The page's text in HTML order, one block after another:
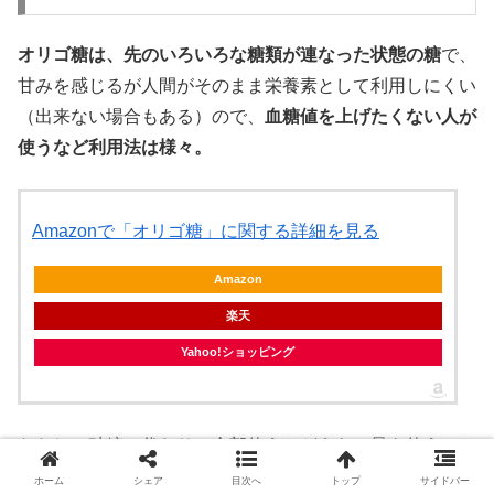
オリゴ糖は、先のいろいろな糖類が連なった状態の糖で、
甘みを感じるが人間がそのまま栄養素として利用しにくい
（出来ない場合もある）ので、
血糖値を上げたくない人が
使うなど利用法は様々。
Amazonで「オリゴ糖」に関する詳細を見る
Amazon
楽天
Yahoo!ショッピング
ただし、砂糖の代わりに全部使うとどえらい量を使うこと
になり、また価格も安くないのでその辺はお好み。腸内細
ホーム シェア 目次へ トップ サイドバー